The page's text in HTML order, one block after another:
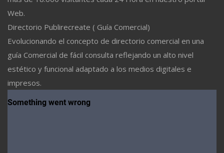
Web.
Directorio Publirecreate ( Guía Comercial)
Evolucionando el concepto de directorio comercial en una
guía Comercial de fácil consulta reflejando un alto nivel
estético y funcional adaptado a los medios digitales e
impresos.